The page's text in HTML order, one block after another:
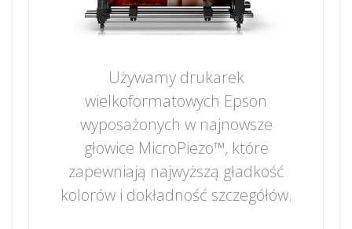
Używamy drukarek
wielkoformatowych Epson
wyposażonych w najnowsze
głowice MicroPiezo™, które
zapewniają najwyższą gładkość
kolorów i dokładność szczegółów.